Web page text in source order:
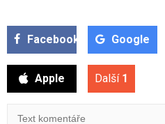
Facebook Google
Apple Další 1